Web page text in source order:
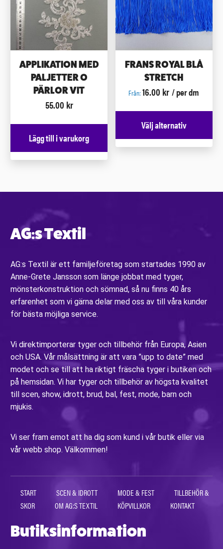
APPLIKATION MED
PALJETTER O
PÄRLOR VIT
55.00 kr
Lägg till i varukorg
FRANS ROYAL BLÅ
STRETCH
Från:16.00 kr / per dm
Välj alternativ
AG:s Textil
AG:s Textil är ett familjeföretag som startades 1990 av
Anne-Grete Jansson som länge jobbat med tyger,
mönsterkonstruktion och sömnad, så nu finns 40 års
erfarenhet som vi gärna delar med oss av till våra kunder
för bästa möjliga service.
Vi direktimporterar tyger och tillbehör från Europa, Asien
och USA. Vår målsättning är att vara ”upp to date” med
modet och se till att ha riktigt fräscha tyger i butiken och
på hemsidan. Vi har tyger och tillbehör av högsta kvalitet
till scen, show, idrott, brud, bal, fest, mode, barn och
mjukis.
Vi ser fram emot att ha dig som kund i vår butik eller via
vår webb shop. Välkommen!
START SCEN & IDROTT MODE & FEST
TILLBEHÖR &
SKOR
OM AG:S TEXTIL KÖPVILLKOR KONTAKT
Butiksinformation